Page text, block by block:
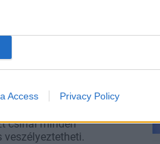
Access Privacy Policy
növekedésre
eladott Xboxon,
csinál minden